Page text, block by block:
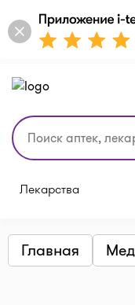
Лекарства
Главная